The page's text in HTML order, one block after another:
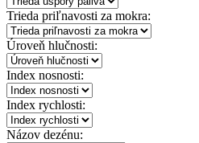
Trieda priľnavosti za mokra:
Úroveň hlučnosti:
Index nosnosti:
Index rychlosti:
Názov dezénu: